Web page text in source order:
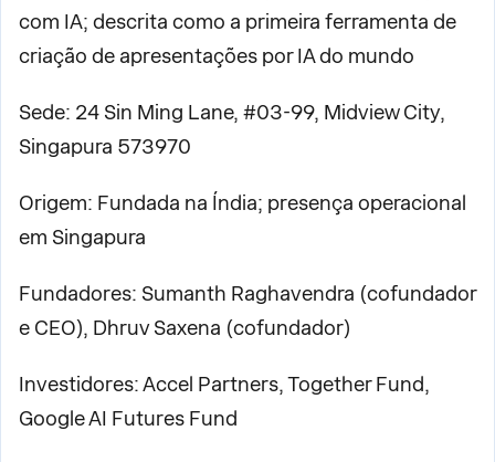
com IA; descrita como a primeira ferramenta de
criação de apresentações por IA do mundo
Sede: 24 Sin Ming Lane, #03-99, Midview City,
Singapura 573970
Origem: Fundada na Índia; presença operacional
em Singapura
Fundadores: Sumanth Raghavendra (cofundador
e CEO), Dhruv Saxena (cofundador)
Investidores: Accel Partners, Together Fund,
Google AI Futures Fund